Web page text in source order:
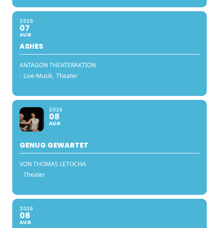
2026
07
AUG
ASHES
ANTAGON THEATERAKTION
: Live-Musik, Theater
2026
08
AUG
GENUG GEWARTET
VON THOMAS LETOCHA
: Theater
2026
08
AUG